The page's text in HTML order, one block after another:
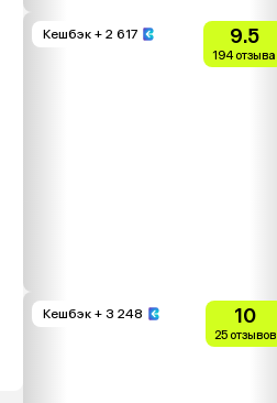
Кешбэк + 2 617 9.5
194 отзыва
Кешбэк + 3 248 10
25 отзывов